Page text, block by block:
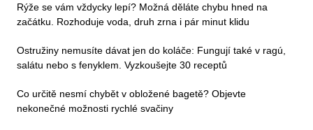
Rýže se vám vždycky lepí? Možná děláte chybu hned na
začátku. Rozhoduje voda, druh zrna i pár minut klidu
Ostružiny nemusíte dávat jen do koláče: Fungují také v ragú,
salátu nebo s fenyklem. Vyzkoušejte 30 receptů
Co určitě nesmí chybět v obložené bagetě? Objevte
nekonečné možnosti rychlé svačiny